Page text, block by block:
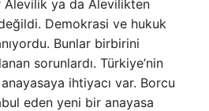
Alevilik ya da Alevilikten
Demokrasi ve hukuk
Bunlar birbirini
sorunlardı. Türkiye’nin
ihtiyacı var. Borcu
eden yeni bir anayasa